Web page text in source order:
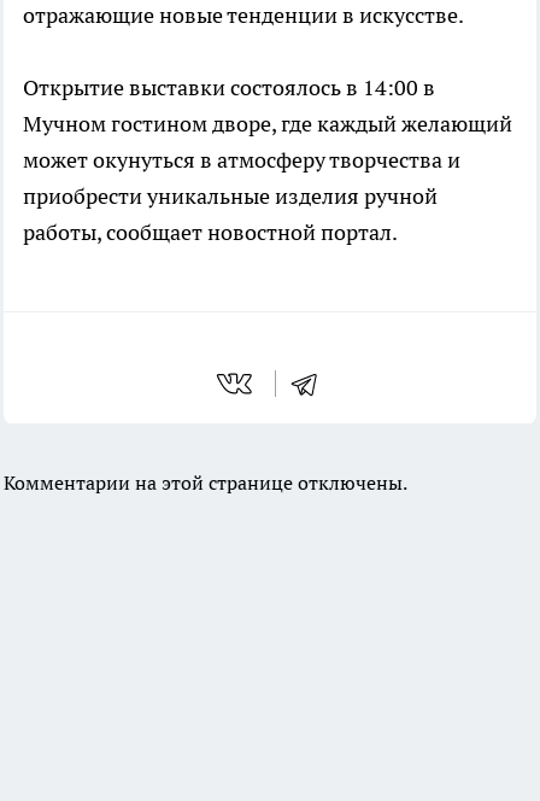
отражающие новые тенденции в искусстве.
Открытие выставки состоялось в 14:00 в
Мучном гостином дворе, где каждый желающий
может окунуться в атмосферу творчества и
приобрести уникальные изделия ручной
работы, сообщает новостной портал.
Комментарии на этой странице отключены.